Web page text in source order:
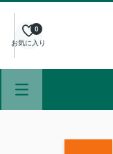
お気に入り
0